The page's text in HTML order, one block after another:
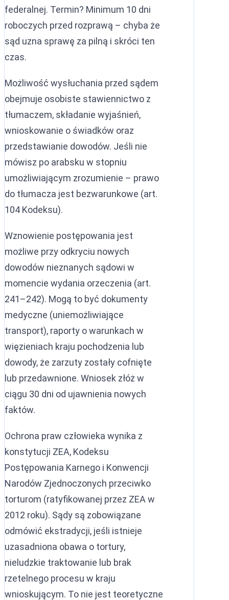
federalnej. Termin? Minimum 10 dni
roboczych przed rozprawą – chyba że
sąd uzna sprawę za pilną i skróci ten
czas.
Możliwość wysłuchania przed sądem
obejmuje osobiste stawiennictwo z
tłumaczem, składanie wyjaśnień,
wnioskowanie o świadków oraz
przedstawianie dowodów. Jeśli nie
mówisz po arabsku w stopniu
umożliwiającym zrozumienie – prawo
do tłumacza jest bezwarunkowe (art.
104 Kodeksu).
Wznowienie postępowania jest
możliwe przy odkryciu nowych
dowodów nieznanych sądowi w
momencie wydania orzeczenia (art.
241–242). Mogą to być dokumenty
medyczne (uniemożliwiające
transport), raporty o warunkach w
więzieniach kraju pochodzenia lub
dowody, że zarzuty zostały cofnięte
lub przedawnione. Wniosek złóż w
ciągu 30 dni od ujawnienia nowych
faktów.
Ochrona praw człowieka wynika z
konstytucji ZEA, Kodeksu
Postępowania Karnego i Konwencji
Narodów Zjednoczonych przeciwko
torturom (ratyfikowanej przez ZEA w
2012 roku). Sądy są zobowiązane
odmówić ekstradycji, jeśli istnieje
uzasadniona obawa o tortury,
nieludzkie traktowanie lub brak
rzetelnego procesu w kraju
wnioskującym. To nie jest teoretyczne